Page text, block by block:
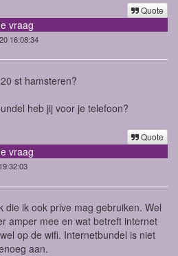
Quote
vraag
16:08:34
st hamsteren?
heb jij voor je telefoon?
Quote
vraag
die ik ook prive mag gebruiken. Wel
amper mee en wat betreft internet
op de wifi. Internetbundel is niet
aan.